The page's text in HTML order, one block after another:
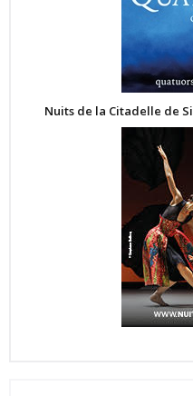
Nuits de la Citadelle de